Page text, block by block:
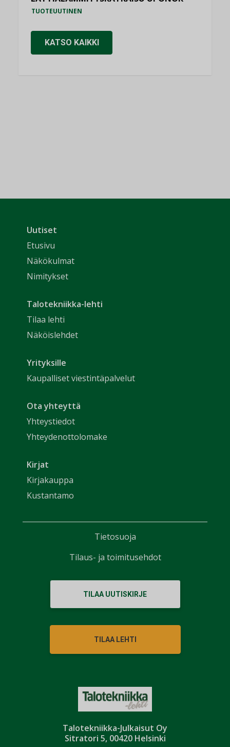
TUOTEUUTINEN
KATSO KAIKKI
Talotekniikka-Julkaisut Oy
Sitratori 5, 00420 Helsinki
Uutiset
Etusivu
Näkökulmat
Nimitykset
Talotekniikka-lehti
Tilaa lehti
Näköislehdet
Yrityksille
Kaupalliset viestintäpalvelut
Ota yhteyttä
Yhteystiedot
Yhteydenottolomake
Kirjat
Kirjakauppa
Kustantamo
TILAA UUTISKIRJE
TILAA LEHTI
Tietosuoja
Tilaus- ja toimitusehdot